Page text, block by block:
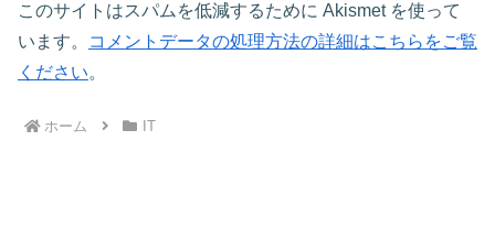
このサイトはスパムを低減するために Akismet を使って
います。
コメントデータの処理方法の詳細はこちらをご覧
ください。
ホーム IT